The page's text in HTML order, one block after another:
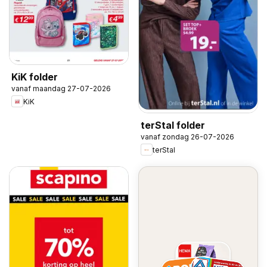
KiK folder
vanaf maandag 27-07-2026
KiK
terStal folder
vanaf zondag 26-07-2026
terStal